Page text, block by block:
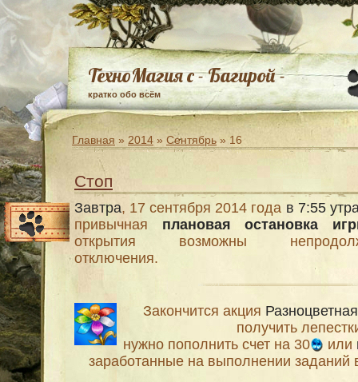
ТехноМагия с - Багирой -
кратко обо всём
Главная » 2014 » Сентябрь » 16
Стоп
Завтра, 17 сентября 2014 года в 7:55
привычная плановая остановка
открытия возможны
отключения.
Закончится акция
получить
нужно пополнить счет на 30
или
заработанные на выполнении заданий